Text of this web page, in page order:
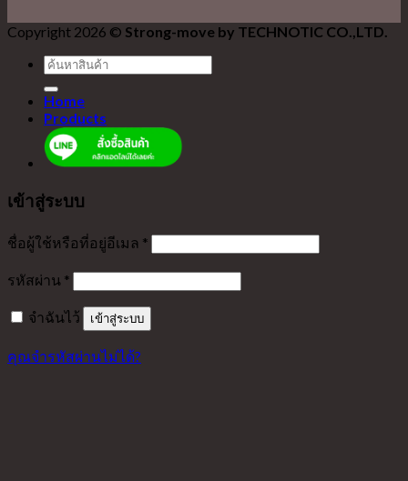
Copyright 2026 © Strong-move by TECHNOTIC CO.,LTD.
ค้นหา:
Home
Products
เข้าสู่ระบบ
ชื่อผู้ใช้หรือที่อยู่อีเมล *
รหัสผ่าน *
จำฉันไว้ เข้าสู่ระบบ
คุณจำรหัสผ่านไม่ได้?